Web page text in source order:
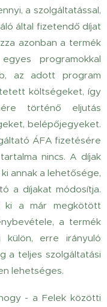
a szolgáltatással,
által fizetendő díjat
azonban a termék
programokkal
az adott program
költségeket, így
történő eljutás
belépőjegyeket.
ÁFA fizetésére
nincs. A díjak
annak a lehetősége,
a díjakat módosítja.
ki a már megkötött
a termék
erre irányuló
a teljes szolgáltatási
lehetséges.
- a Felek közötti